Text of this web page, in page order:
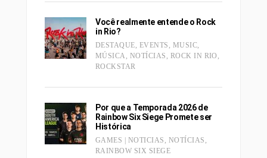
Você realmente entende o Rock
in Rio?
DESTAQUE, EVENTS , MUSIC,
MÚSICA , NOTÍCIAS , ROCK IN RIO ,
ROCKSTAR
Por que a Temporada 2026 de
Rainbow Six Siege Promete ser
Histórica
GAMES | NOTICIAS , NOTÍCIAS ,
RAINBOW SIX SIEGE